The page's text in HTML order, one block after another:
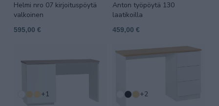
Helmi nro 07 kirjoituspöytä
valkoinen
595,00 €
Anton työpöytä 130
laatikoilla
459,00 €
+1 +2